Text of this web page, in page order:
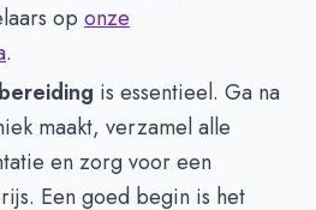
op onze
.
is essentieel. Ga na
maakt, verzamel alle
en zorg voor een
Een goed begin is het